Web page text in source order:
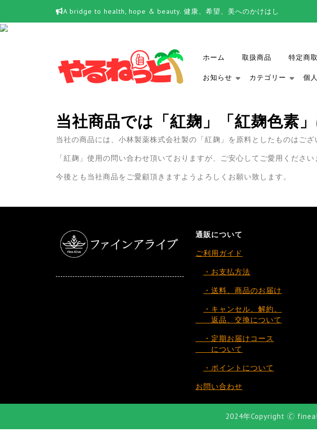
content
A bridge to health, hope & beauty. 健康、希望、美へのかけはし
ホーム 取扱商品 特定商
お知らせ カテゴリー 個
当社商品では「紅麹」「紅麹色素
当社の商品には、小林製薬株式会社製の「紅麹」を原料としたものはござ
「紅麹」使用の問い合わせ頂いておりますが、ご安心してご愛用ください
今後とも当社商品をご愛顧頂きますようよろしくお願い致します。
通販について
ご利用ガイド
・お支払方法
・送料、商品のお届け
・キャンセル、解約、
返品、交換について
・定期お届けコース
について
・ポイントについて
お問い合わせ
2024年Copyright 🄫